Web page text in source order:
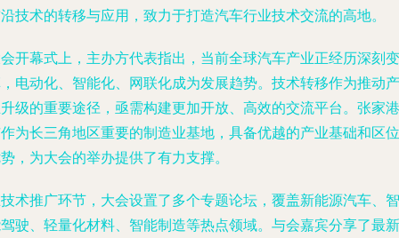
技术的转移与应用，致力于打造汽车行业技术交流的高地。
开幕式上，主办方代表指出，当前全球汽车产业正经历深刻变
电动化、智能化、网联化成为发展趋势。技术转移作为推动产
级的重要途径，亟需构建更加开放、高效的交流平台。张家港
为长三角地区重要的制造业基地，具备优越的产业基础和区位
，为大会的举办提供了有力支撑。
术推广环节，大会设置了多个专题论坛，覆盖新能源汽车、智
驶、轻量化材料、智能制造等热点领域。与会嘉宾分享了最新